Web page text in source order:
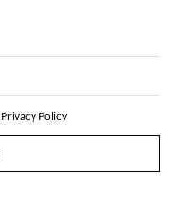
Privacy Policy